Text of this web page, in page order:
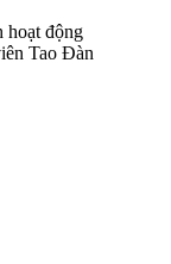
hoạt động
Tao Đàn